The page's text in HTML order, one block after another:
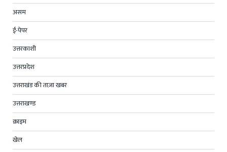
असम
ई-पेपर
उत्तरकाशी
उत्तरप्रदेश
उत्तराखंड की ताज़ा खबर
उत्तराखण्ड
क्राइम
खेल